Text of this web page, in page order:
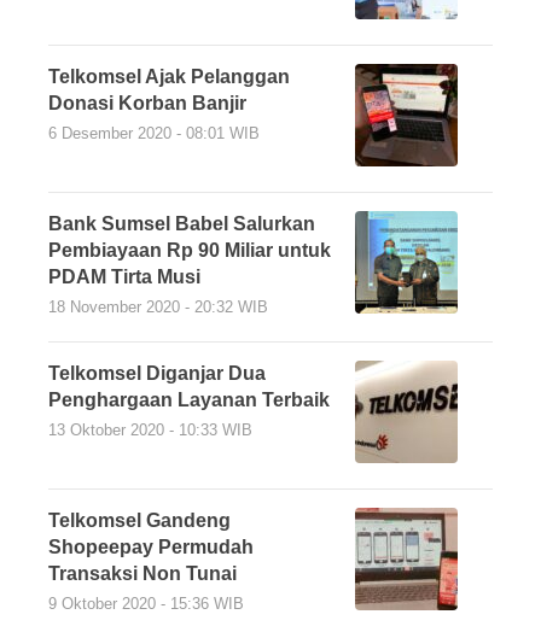
Telkomsel Ajak Pelanggan
Donasi Korban Banjir
6 Desember 2020 - 08:01 WIB
Bank Sumsel Babel Salurkan
Pembiayaan Rp 90 Miliar untuk
PDAM Tirta Musi
18 November 2020 - 20:32 WIB
Telkomsel Diganjar Dua
Penghargaan Layanan Terbaik
13 Oktober 2020 - 10:33 WIB
Telkomsel Gandeng
Shopeepay Permudah
Transaksi Non Tunai
9 Oktober 2020 - 15:36 WIB